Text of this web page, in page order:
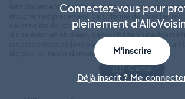
remplacement de cabine de douche, raccordement
douche, remplacement de colonne de douche,
colonne de douche, installation d'une évacuation
d'une évacuation d'eau, débouchage d'une
raccordement de lave-vaisselle, installation de
de piscine, raccordement de canalisation, ..
Carte
Connectez-vous pour
pleinement
M'inscrire
Déjà inscrit ? Me